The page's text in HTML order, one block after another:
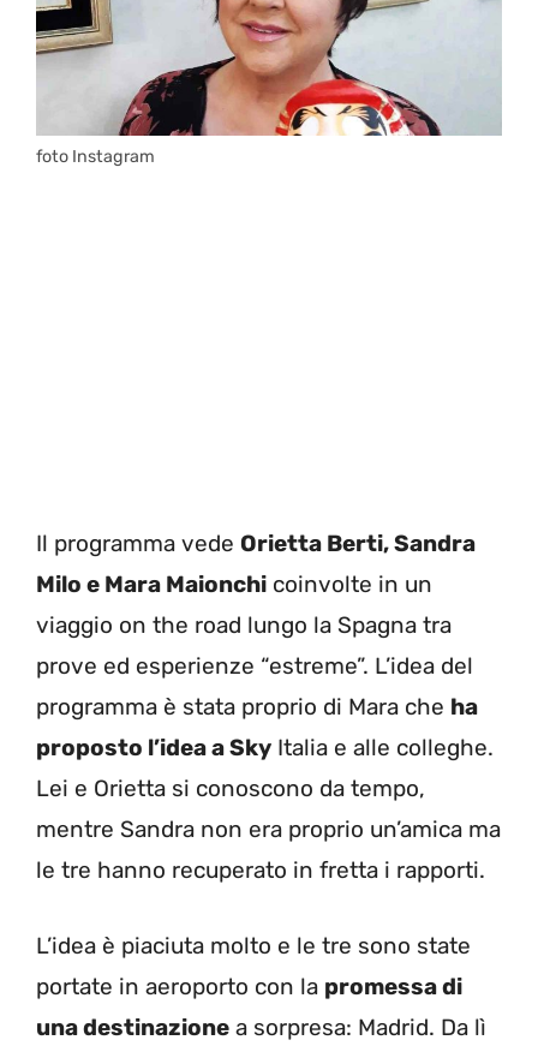
foto Instagram
Il programma vede Orietta Berti, Sandra
Milo e Mara Maionchi coinvolte in un
viaggio on the road lungo la Spagna tra
prove ed esperienze “estreme”. L’idea del
programma è stata proprio di Mara che ha
proposto l’idea a Sky Italia e alle colleghe.
Lei e Orietta si conoscono da tempo,
mentre Sandra non era proprio un’amica ma
le tre hanno recuperato in fretta i rapporti.
L’idea è piaciuta molto e le tre sono state
portate in aeroporto con la promessa di
una destinazione a sorpresa: Madrid. Da lì